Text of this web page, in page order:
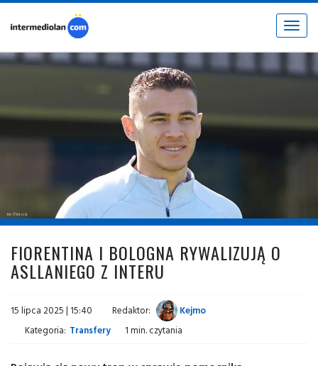
Toggle
fot. © inter.it
FIORENTINA I BOLOGNA RYWALIZUJĄ O
ASLLANIEGO Z INTERU
15 lipca 2025 | 15:40 Redaktor:
Kejmo
Kategoria: Transfery 1 min. czytania